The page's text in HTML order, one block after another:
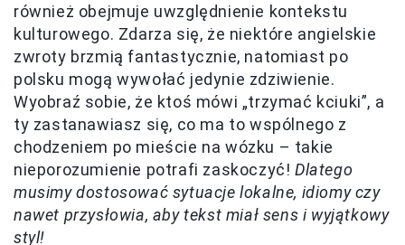
również obejmuje uwzględnienie kontekstu
kulturowego. Zdarza się, że niektóre angielskie
zwroty brzmią fantastycznie, natomiast po
polsku mogą wywołać jedynie zdziwienie.
Wyobraź sobie, że ktoś mówi „trzymać kciuki”, a
ty zastanawiasz się, co ma to wspólnego z
chodzeniem po mieście na wózku – takie
nieporozumienie potrafi zaskoczyć!Dlatego
musimy dostosować sytuacje lokalne, idiomy czy
nawet przysłowia, aby tekst miał sens i wyjątkowy
styl!